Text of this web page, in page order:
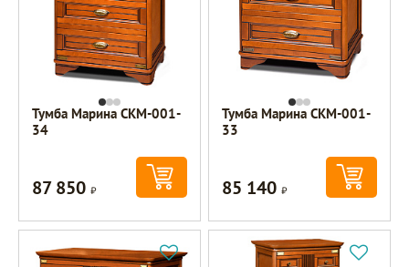
Тумба Марина СКМ-001-
34
87 850Р
Тумба Марина СКМ-001-
33
85 140Р